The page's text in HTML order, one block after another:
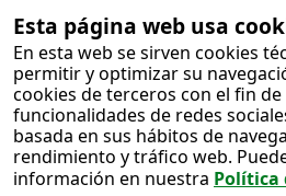
Esta página web usa
En esta web se sirven cookies
permitir y optimizar su
cookies de terceros con el fin
funcionalidades de redes
basada en sus hábitos de
rendimiento y tráfico web.
información en nuestra Política